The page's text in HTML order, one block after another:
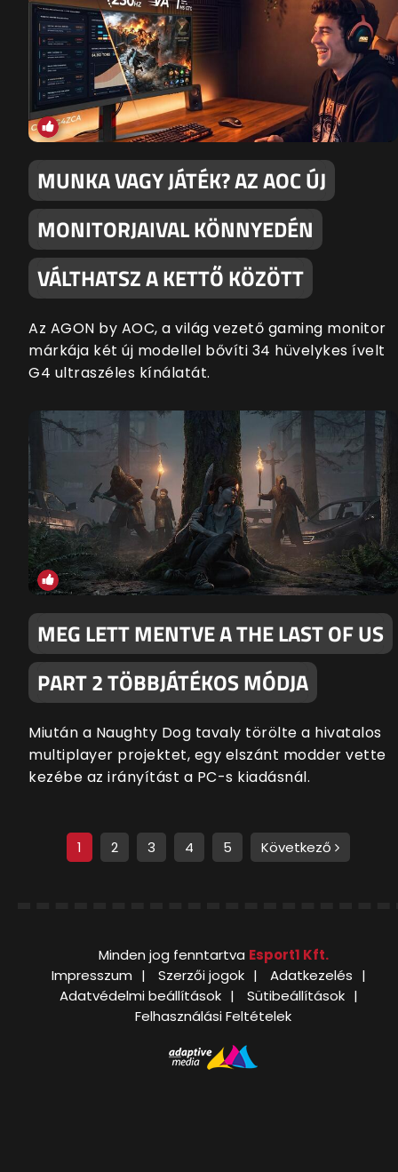
MUNKA VAGY JÁTÉK? AZ AOC ÚJ
MONITORJAIVAL KÖNNYEDÉN
VÁLTHATSZ A KETTŐ KÖZÖTT
Az AGON by AOC, a világ vezető gaming monitor
márkája két új modellel bővíti 34 hüvelykes ívelt
G4 ultraszéles kínálatát.
MEG LETT MENTVE A THE LAST OF US
PART 2 TÖBBJÁTÉKOS MÓDJA
Miután a Naughty Dog tavaly törölte a hivatalos
multiplayer projektet, egy elszánt modder vette
kezébe az irányítást a PC-s kiadásnál.
1 2 3 4 5 Következő
Minden jog fenntartva Esport1 Kft.
Impresszum
Szerzői jogok
Adatkezelés
Adatvédelmi beállítások
Sütibeállítások
Felhasználási Feltételek